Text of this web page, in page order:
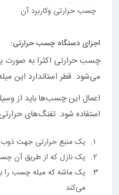
چسب حرارتی وکاربرد آن
اجزای دستگاه چسب حرارتی:
چسب حرارتی اکثرا به صورت
می‌شود. قطر استاندارد این میله‌ها 12، 15 و 43 میلی‌متر
اعمال این چسب‌ها باید از
استفاده شود. تفنگ‌های
یک منبع حرارتی جهت
یک نازل که از طریق آن
یک ماشه که میله چسب را
می‌کند